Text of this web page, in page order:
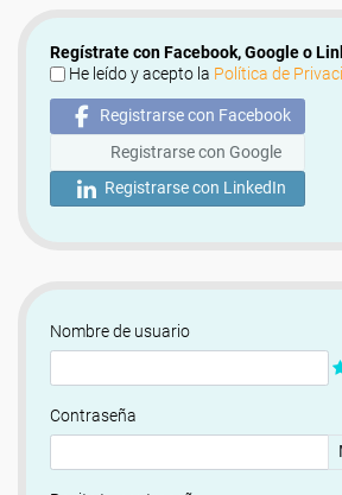
Regístrate con Facebook, Google o
He leído y acepto la Política de
Registrarse con Facebook
Registrarse con Google
Registrarse con LinkedIn
Nombre de usuario
Contraseña